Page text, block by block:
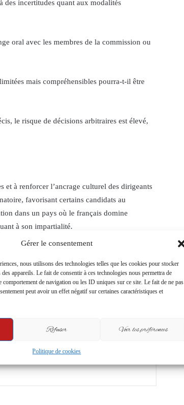
Gérer le consentement
nous utilisons des technologies telles que les cookies pour stocker
appareils. Le fait de consentir à ces technologies nous permettra de
comportement de navigation ou les ID uniques sur ce site. Le fait de ne pas
peut avoir un effet négatif sur certaines caractéristiques et
Refuser Voir les préférences
Politique de cookies
des incertitudes quant aux modalités
oral avec les membres de la commission ou
mais compréhensibles pourra-t-il être
le risque de décisions arbitraires est élevé,
à renforcer l’ancrage culturel des dirigeants
favorisant certains candidats au
dans un pays où le français domine
à son impartialité.
francophone pourraient être
seraient avantagés. Pire encore, cette
sous couvert de non-conformité linguistique.
URL